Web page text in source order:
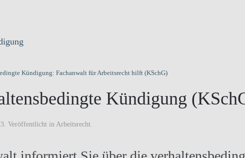
Kündigung
. Veröffentlicht in Arbeitsrecht.